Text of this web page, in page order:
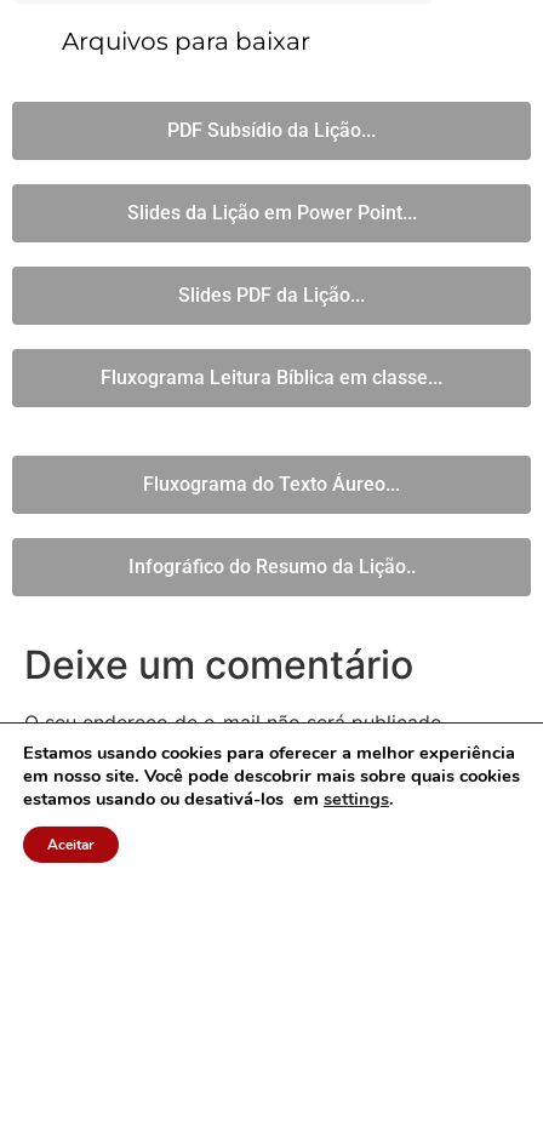
Arquivos para baixar
PDF Subsídio da Lição...
Slides da Lição em Power Point...
Slides PDF da Lição...
Fluxograma Leitura Bíblica em classe...
Fluxograma do Texto Áureo...
Infográfico do Resumo da Lição..
Deixe um comentário
O seu endereço de e-mail não será publicado.
Campos obrigatórios são marcados com*
Comentário*
Estamos usando cookies para oferecer a melhor experiência
em nosso site. Você pode descobrir mais sobre quais cookies
estamos usando ou desativá-los em settings.
Aceitar